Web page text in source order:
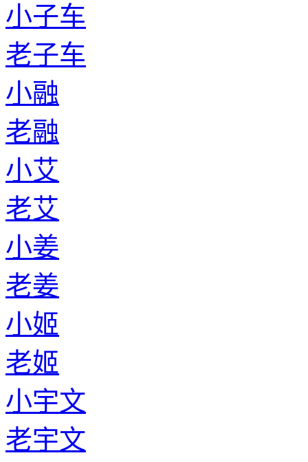
小子车
老子车
小融
老融
小艾
老艾
小姜
老姜
小姬
老姬
小宇文
老宇文